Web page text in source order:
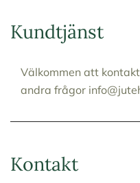
Kundtjänst
Välkommen att
andra frågor
Kontakt